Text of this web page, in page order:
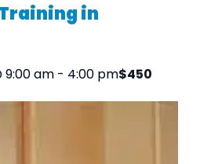
in
9:00 am - 4:00 pm$450